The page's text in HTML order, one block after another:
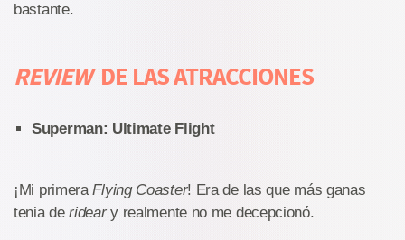
bastante.
REVIEWDE LAS ATRACCIONES
Superman: Ultimate Flight
¡Mi primeraFlying Coaster! Era de las que más ganas
tenia derideary realmente no me decepcionó.